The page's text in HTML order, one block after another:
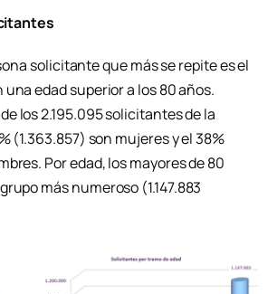
solicitante que más se repite es el
edad superior a los 80 años.
los 2.195.095 solicitantes de la
(1.363.857) son mujeres y el 38%
Por edad, los mayores de 80
más numeroso (1.147.883